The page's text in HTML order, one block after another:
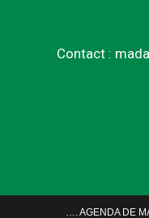
Contact :
…. AGENDA DE